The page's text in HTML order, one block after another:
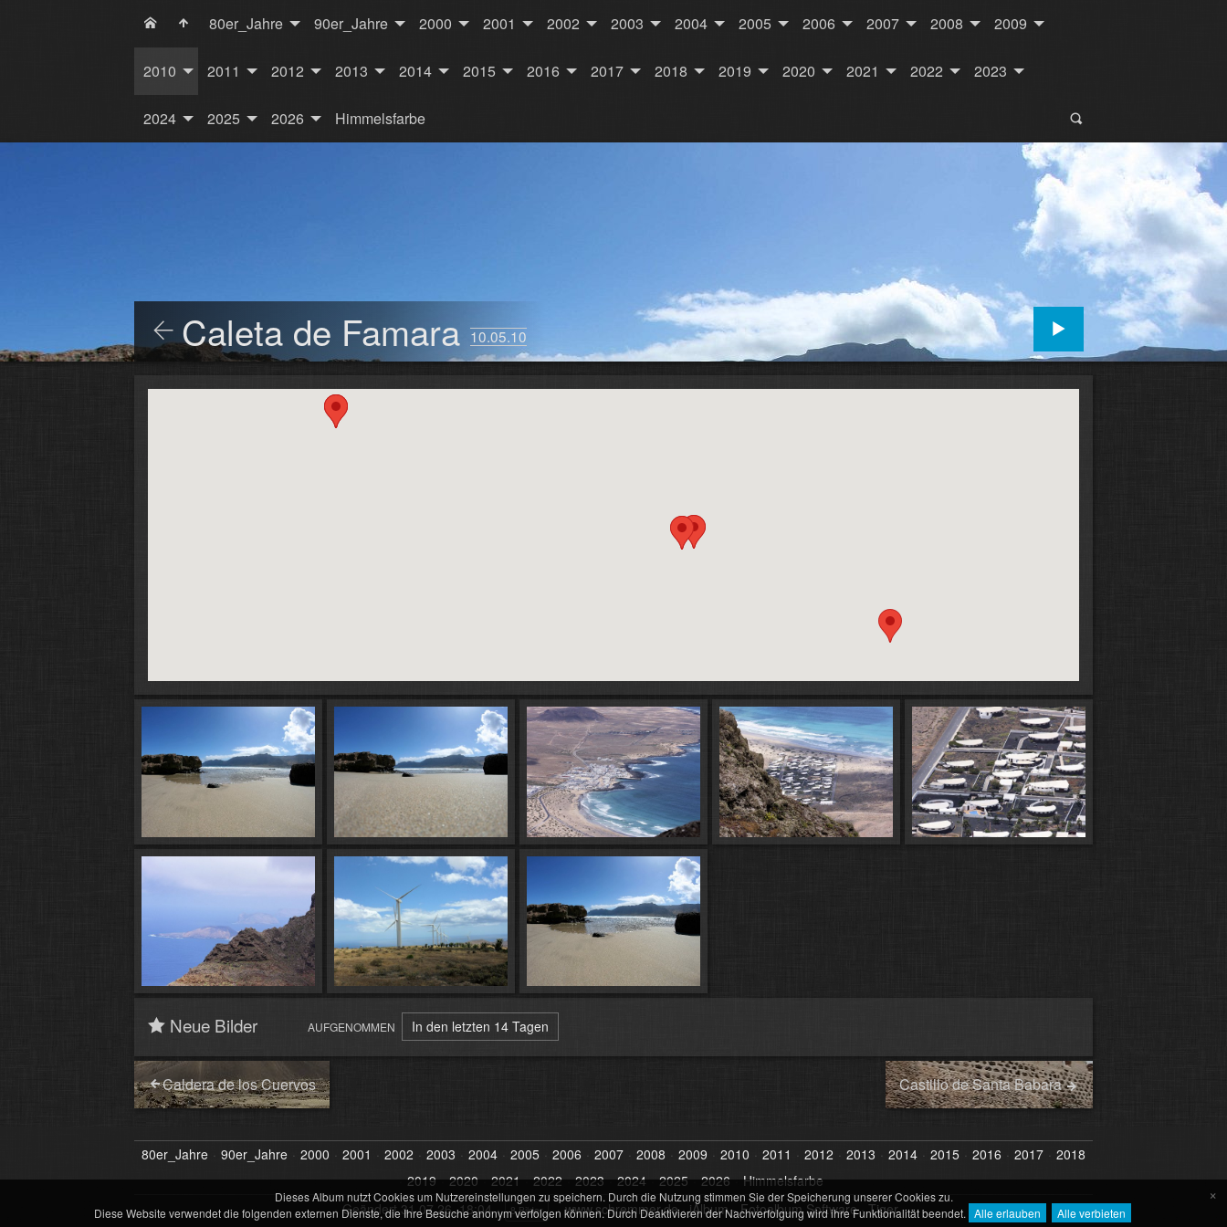
80er_Jahre 90er_Jahre 2000 2001 2002 2003 2004 2005 2006 2007 2008 2009
2010 2011 2012 2013 2014 2015 2016 2017 2018 2019 2020 2021 2022 2023
2024 2025 2026 Himmelsfarbe
Caleta de Famara 10.05.10
Neue Bilder AUFGENOMMEN In den letzten 14 Tagen
Caldera de los Cuervos Castillo de Santa Babara
80er_Jahre 90er_Jahre 2000 2001 2002 2003 2004 2005 2006 2007 2008 2009 2010 2011 2012 2013 2014 2015 2016 2017
2018
2019
2020 2021 2022 2023 2024 2025 2026
Himmelsfarbe
Geändert31.07.26, 18:04 8 Bilder www.schremmer.de·jAlbum - Fotoalbum Software·Tiger
×
Dieses Album nutzt Cookies um Nutzereinstellungen zu speichern. Durch die Nutzung stimmen Sie der Speicherung unserer Cookies zu.
Diese Website verwendet die folgenden externen Dienste, die Ihre Besuche anonym verfolgen können. Durch Deaktivieren der Nachverfolgung wird ihre Funktionalität beendet. Alle erlauben Alle verbieten